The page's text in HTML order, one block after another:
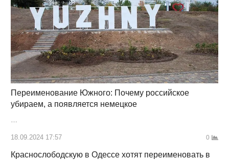
Переименование Южного: Почему российское
убираем, а появляется немецкое
…
18.09.2024 17:57 0
Краснослободскую в Одессе хотят переименовать в